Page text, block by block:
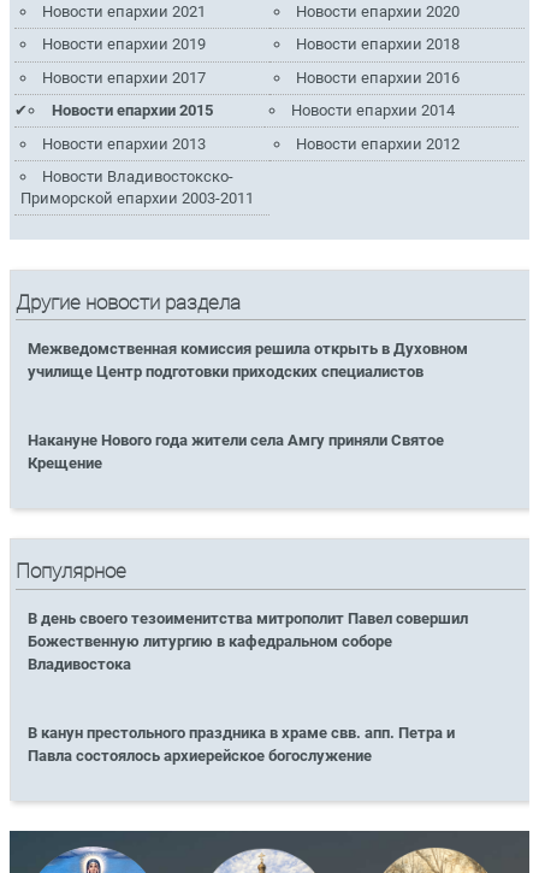
Новости епархии 2021
Новости епархии 2020
Новости епархии 2019
Новости епархии 2018
Новости епархии 2017
Новости епархии 2016
Новости епархии 2015
Новости епархии 2014
Новости епархии 2013
Новости епархии 2012
Новости Владивостокско-
Приморской епархии 2003-2011
Другие новости раздела
Межведомственная комиссия решила открыть в Духовном
училище Центр подготовки приходских специалистов
Накануне Нового года жители села Амгу приняли Святое
Крещение
Популярное
В день своего тезоименитства митрополит Павел совершил
Божественную литургию в кафедральном соборе
Владивостока
В канун престольного праздника в храме свв. апп. Петра и
Павла состоялось архиерейское богослужение